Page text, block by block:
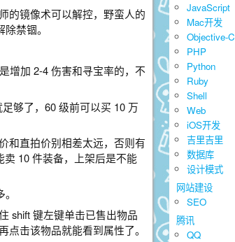
的镜像术可以解控，野蛮人的
禁锢。
增加 2-4 伤害和寻宝率的，不
够了，60 级前可以买 10 万
和直拍价别相差太远，否则有
10 件装备，上架后是不能
shift 键左键单击已售出物品
击该物品就能看到属性了。
JavaScript
Mac开发
Objective-C
PHP
Python
Ruby
Shell
Web
iOS开发
吉里吉里
数据库
设计模式
网站建设
SEO
腾讯
QQ